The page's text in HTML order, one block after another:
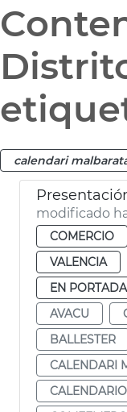
calendari
modificado
COMERCIO
VALENCIA
EN
AVACU
BALLESTER
CALENDARI